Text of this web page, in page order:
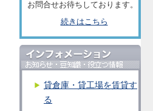
お問合せお待ちしております。
続きはこちら
貸倉庫・貸工場を賃貸す
る